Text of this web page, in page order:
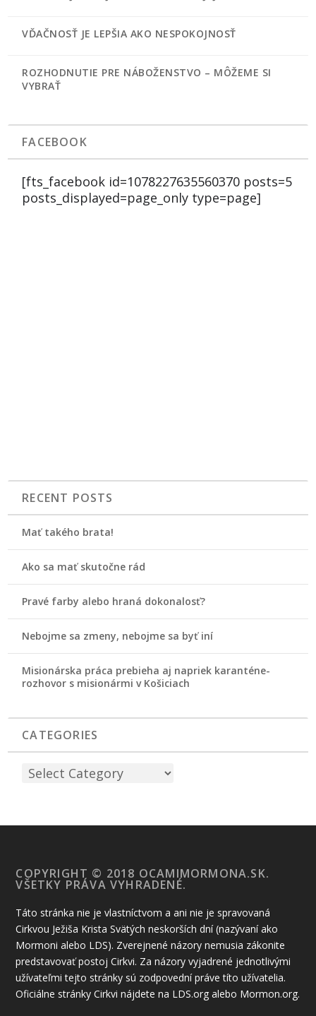
VĎAČNOSŤ JE LEPŠIA AKO NESPOKOJNOSŤ
ROZHODNUTIE PRE NÁBOŽENSTVO – MÔŽEME SI
VYBRAŤ
FACEBOOK
[fts_facebook id=1078227635560370 posts=5
posts_displayed=page_only type=page]
RECENT POSTS
Mať takého brata!
Ako sa mať skutočne rád
Pravé farby alebo hraná dokonalosť?
Nebojme sa zmeny, nebojme sa byť iní
Misionárska práca prebieha aj napriek karanténe-
rozhovor s misionármi v Košiciach
CATEGORIES
COPYRIGHT © 2018 OCAMIMORMONA.SK.
VŠETKY PRÁVA VYHRADENÉ.
Táto stránka nie je vlastníctvom a ani nie je spravovaná
Cirkvou Ježiša Krista Svätých neskorších dní (nazývaní ako
Mormoni alebo LDS). Zverejnené názory nemusia zákonite
predstavovať postoj Cirkvi. Za názory vyjadrené jednotlivými
užívateľmi tejto stránky sú zodpovední práve títo užívatelia.
Oficiálne stránky Cirkvi nájdete na LDS.org alebo Mormon.org.